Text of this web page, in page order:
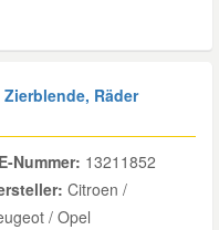
Räder
Nummer: 13211852
Citroen /
/ Opel